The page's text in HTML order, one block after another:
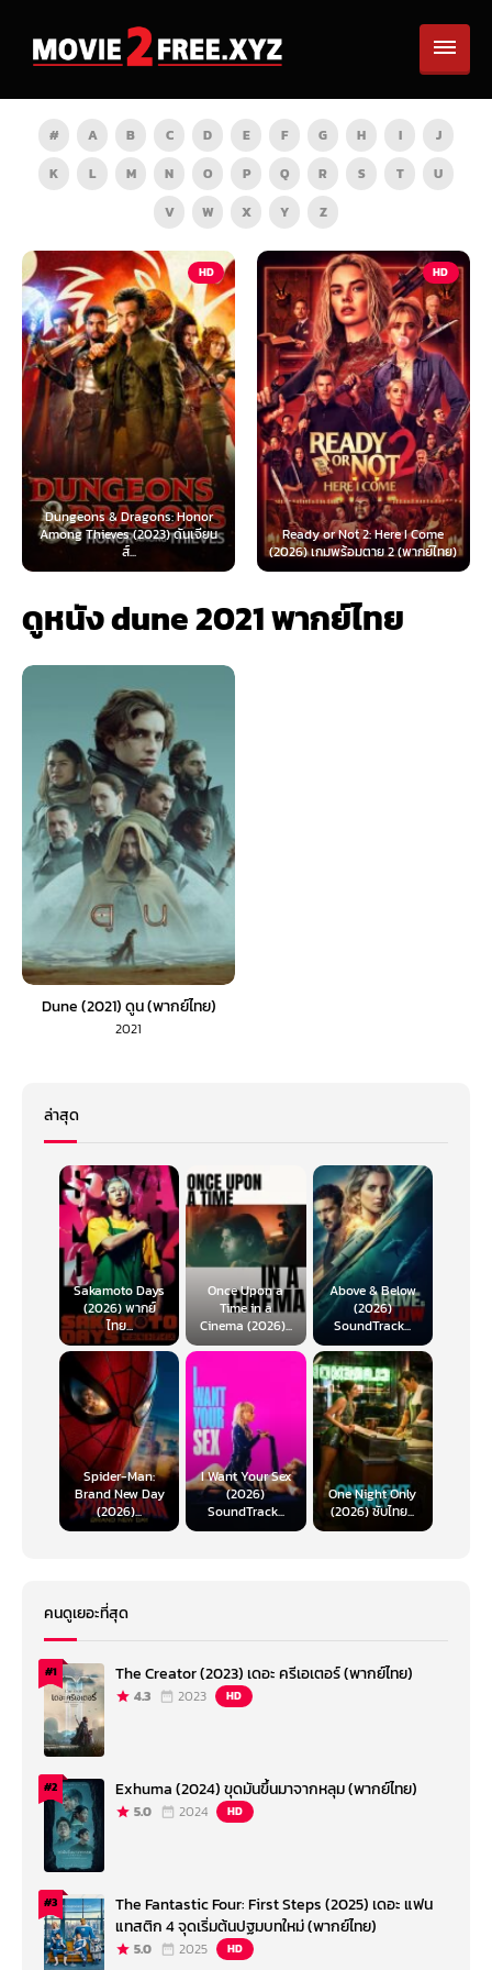
# A B C D E F G H I
J
K
L M N O P Q R S T
U
V
W X Y Z
HD
Dragons: Honor
(2023) ดันเจียน
HD
Ready or Not 2: Here I Come
(2026) เกมพร้อมตาย 2 (พากย์ไทย)
Now You See
(2025) อาช
ดูหนัง dune 2021 พากย์ไทย
Dune (2021) ดูน (พากย์ไทย)
2021
ล่าสุด
Sakamoto Days
(2026) พากย์
ไทย...
Once Upon a
Time in a
Cinema (2026)...
Above & Below
(2026)
SoundTrack...
Spider-Man:
Brand New Day
(2026)...
I Want Your Sex
(2026)
SoundTrack...
One Night Only
(2026) ซับไทย...
คนดูเยอะที่สุด
#1 The Creator (2023) เดอะ ครีเอเตอร์ (พากย์ไทย)
4.3 2023 HD
#2 Exhuma (2024) ขุดมันขึ้นมาจากหลุม (พากย์ไทย)
5.0 2024 HD
#3
The Fantastic Four: First Steps (2025) เดอะ แฟน
แทสติก 4 จุดเริ่มต้นปฐมบทใหม่ (พากย์ไทย)
5.0 2025 HD